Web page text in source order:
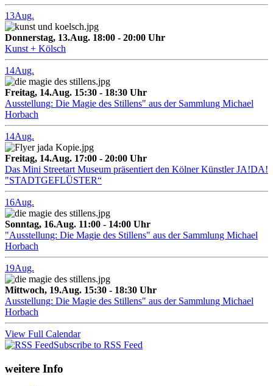
13Aug.
Donnerstag, 13.Aug. 18:00 - 20:00 Uhr
Kunst + Kölsch
14Aug.
Freitag, 14.Aug. 15:30 - 18:30 Uhr
Ausstellung: Die Magie des Stillens" aus der Sammlung Michael
Horbach
14Aug.
Freitag, 14.Aug. 17:00 - 20:00 Uhr
Das Mini Streetart Museum präsentiert den Kölner Künstler JA!DA!
"STADTGEFLÜSTER“
16Aug.
Sonntag, 16.Aug. 11:00 - 14:00 Uhr
"Ausstellung: Die Magie des Stillens" aus der Sammlung Michael
Horbach
19Aug.
Mittwoch, 19.Aug. 15:30 - 18:30 Uhr
Ausstellung: Die Magie des Stillens" aus der Sammlung Michael
Horbach
View Full Calendar
Subscribe to RSS Feed
weitere Info